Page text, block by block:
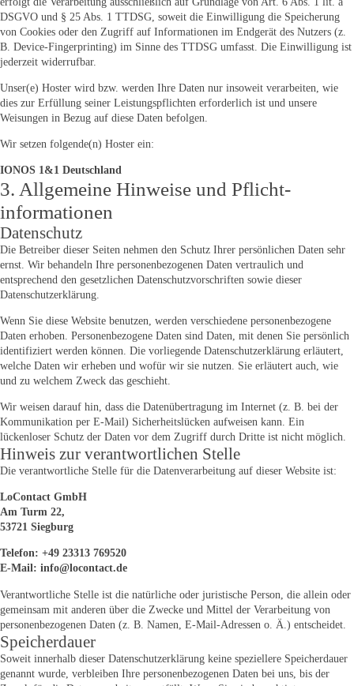
DSGVO und § 25 Abs. 1 TTDSG, soweit die Einwilligung die Speicherung
von Cookies oder den Zugriff auf Informationen im Endgerät des Nutzers (z.
B. Device-Fingerprinting) im Sinne des TTDSG umfasst. Die Einwilligung ist
jederzeit widerrufbar.
Unser(e) Hoster wird bzw. werden Ihre Daten nur insoweit verarbeiten, wie
dies zur Erfüllung seiner Leistungspflichten erforderlich ist und unsere
Weisungen in Bezug auf diese Daten befolgen.
Wir setzen folgende(n) Hoster ein:
IONOS 1&1 Deutschland
3. Allgemeine Hinweise und Pflicht­
informationen
Datenschutz
Die Betreiber dieser Seiten nehmen den Schutz Ihrer persönlichen Daten sehr
ernst. Wir behandeln Ihre personenbezogenen Daten vertraulich und
entsprechend den gesetzlichen Datenschutzvorschriften sowie dieser
Datenschutzerklärung.
Wenn Sie diese Website benutzen, werden verschiedene personenbezogene
Daten erhoben. Personenbezogene Daten sind Daten, mit denen Sie persönlich
identifiziert werden können. Die vorliegende Datenschutzerklärung erläutert,
welche Daten wir erheben und wofür wir sie nutzen. Sie erläutert auch, wie
und zu welchem Zweck das geschieht.
Wir weisen darauf hin, dass die Datenübertragung im Internet (z. B. bei der
Kommunikation per E-Mail) Sicherheitslücken aufweisen kann. Ein
lückenloser Schutz der Daten vor dem Zugriff durch Dritte ist nicht möglich.
Hinweis zur verantwortlichen Stelle
Die verantwortliche Stelle für die Datenverarbeitung auf dieser Website ist:
LoContact GmbH
Am Turm 22,
53721 Siegburg
Telefon: +49 23313 769520
E-Mail: info@locontact.de
Verantwortliche Stelle ist die natürliche oder juristische Person, die allein oder
gemeinsam mit anderen über die Zwecke und Mittel der Verarbeitung von
personenbezogenen Daten (z. B. Namen, E-Mail-Adressen o. Ä.) entscheidet.
Speicherdauer
Soweit innerhalb dieser Datenschutzerklärung keine speziellere Speicherdauer
genannt wurde, verbleiben Ihre personenbezogenen Daten bei uns, bis der